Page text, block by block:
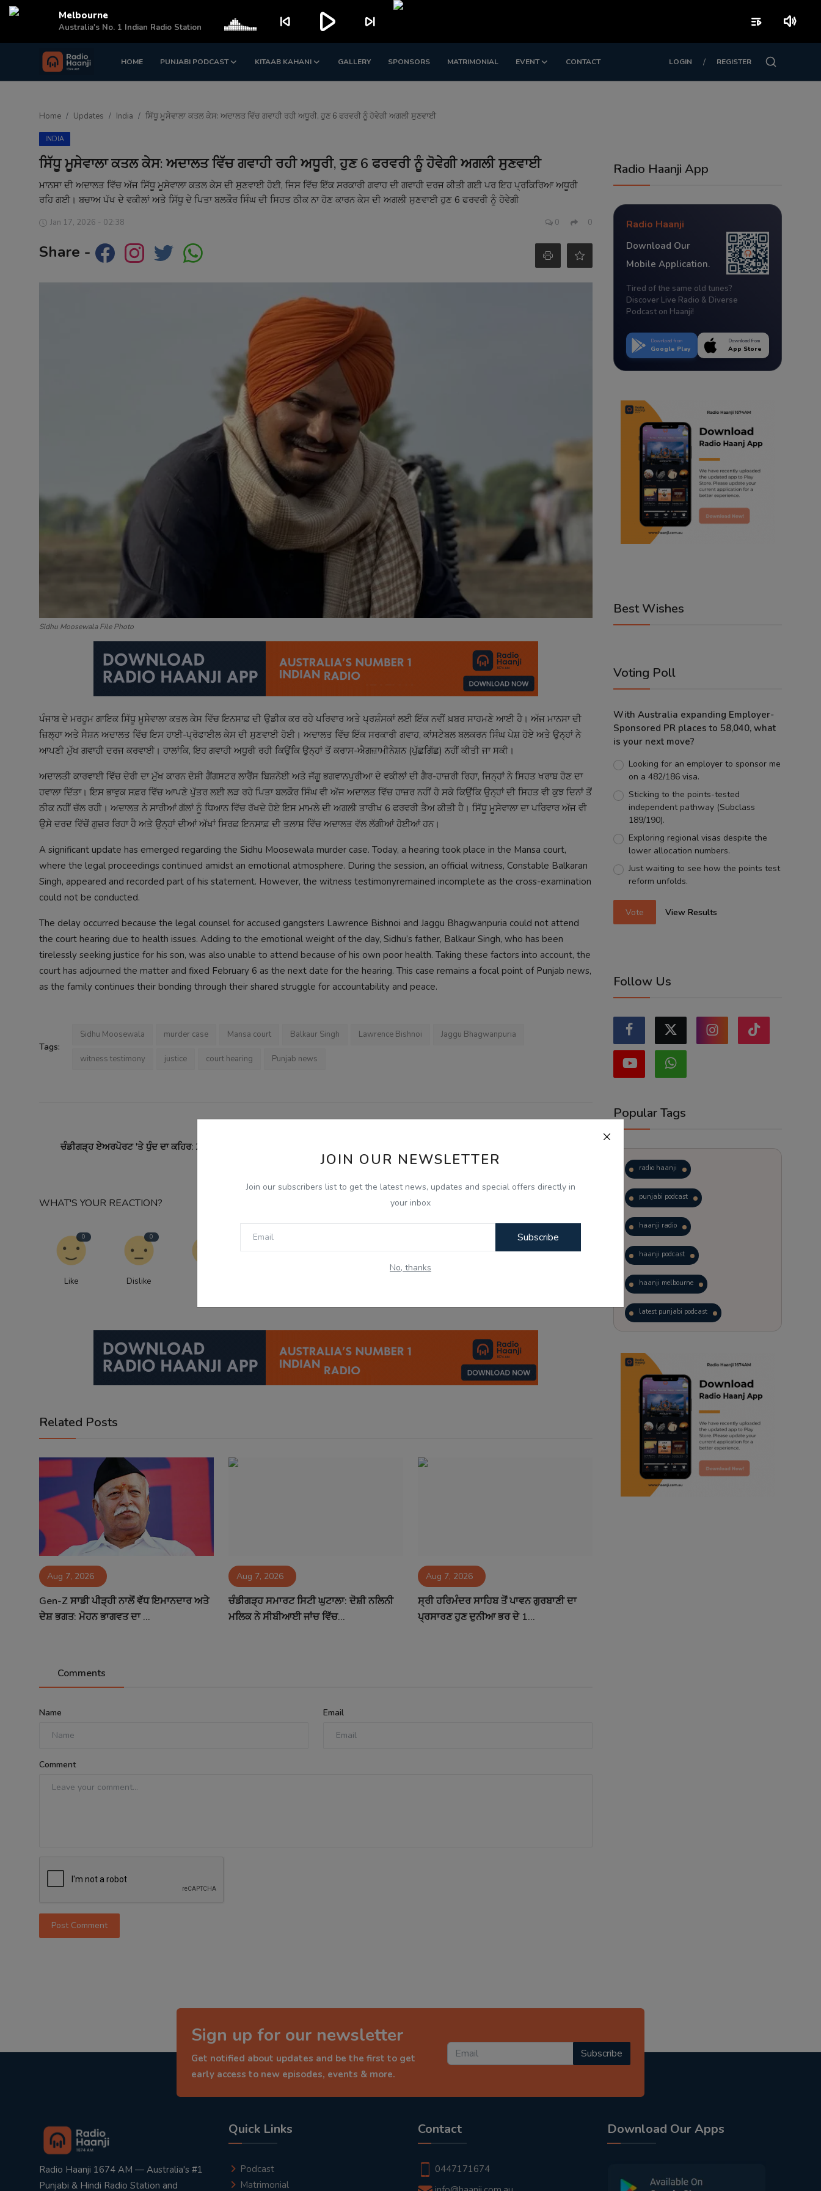
HOME PUNJABI PODCAST KITAAB KAHANI GALLERY SPONSORS MATRIMONIAL EVENT CONTACT LOGIN / REGISTER
Login Register
Punjabi Podcast
Kitaab Kahani
JOIN OUR NEWSLETTER
Join our subscribers list to get the latest news, updates and special offers directly in
your inbox
Subscribe
No, thanks
Home Updates India ਸਿੱਧੂ ਮੂਸੇਵਾਲਾ ਕਤਲ ਕੇਸ: ਅਦਾਲਤ ਵਿੱਚ ਗਵਾਹੀ ਰਹੀ ਅਧੂਰੀ, ਹੁਣ 6 ਫਰਵਰੀ ਨੂੰ ਹੋਵੇਗੀ ਅਗਲੀ ਸੁਣਵਾਈ
INDIA
ਸਿੱਧੂ ਮੂਸੇਵਾਲਾ ਕਤਲ ਕੇਸ: ਅਦਾਲਤ ਵਿੱਚ ਗਵਾਹੀ ਰਹੀ ਅਧੂਰੀ, ਹੁਣ 6 ਫਰਵਰੀ ਨੂੰ ਹੋਵੇਗੀ ਅਗਲੀ ਸੁਣਵਾਈ
ਮਾਨਸਾ ਦੀ ਅਦਾਲਤ ਵਿੱਚ ਅੱਜ ਸਿੱਧੂ ਮੂਸੇਵਾਲਾ ਕਤਲ ਕੇਸ ਦੀ ਸੁਣਵਾਈ ਹੋਈ, ਜਿਸ ਵਿੱਚ ਇੱਕ ਸਰਕਾਰੀ ਗਵਾਹ ਦੀ ਗਵਾਹੀ ਦਰਜ ਕੀਤੀ ਗਈ ਪਰ ਇਹ ਪ੍ਰਕਿਰਿਆ ਅਧੂਰੀ
ਰਹਿ ਗਈ। ਬਚਾਅ ਪੱਖ ਦੇ ਵਕੀਲਾਂ ਅਤੇ ਸਿੱਧੂ ਦੇ ਪਿਤਾ ਬਲਕੌਰ ਸਿੰਘ ਦੀ ਸਿਹਤ ਠੀਕ ਨਾ ਹੋਣ ਕਾਰਨ ਕੇਸ ਦੀ ਅਗਲੀ ਸੁਣਵਾਈ ਹੁਣ 6 ਫਰਵਰੀ ਨੂੰ ਹੋਵੇਗੀ
Jan 17, 2026 - 02:38 0 0
Share -
Sidhu Moosewala File Photo
ਪੰਜਾਬ ਦੇ ਮਰਹੂਮ ਗਾਇਕ ਸਿੱਧੂ ਮੂਸੇਵਾਲਾ ਕਤਲ ਕੇਸ ਵਿੱਚ ਇਨਸਾਫ਼ ਦੀ ਉਡੀਕ ਕਰ ਰਹੇ ਪਰਿਵਾਰ ਅਤੇ ਪ੍ਰਸ਼ੰਸਕਾਂ ਲਈ ਇੱਕ ਨਵੀਂ ਖ਼ਬਰ ਸਾਹਮਣੇ ਆਈ ਹੈ। ਅੱਜ ਮਾਨਸਾ ਦੀ
ਜ਼ਿਲ੍ਹਾ ਅਤੇ ਸੈਸ਼ਨ ਅਦਾਲਤ ਵਿੱਚ ਇਸ ਹਾਈ-ਪ੍ਰੋਫਾਈਲ ਕੇਸ ਦੀ ਸੁਣਵਾਈ ਹੋਈ। ਅਦਾਲਤ ਵਿੱਚ ਇੱਕ ਸਰਕਾਰੀ ਗਵਾਹ, ਕਾਂਸਟੇਬਲ ਬਲਕਰਨ ਸਿੰਘ ਪੇਸ਼ ਹੋਏ ਅਤੇ ਉਨ੍ਹਾਂ ਨੇ
ਆਪਣੀ ਮੁੱਖ ਗਵਾਹੀ ਦਰਜ ਕਰਵਾਈ। ਹਾਲਾਂਕਿ, ਇਹ ਗਵਾਹੀ ਅਧੂਰੀ ਰਹੀ ਕਿਉਂਕਿ ਉਨ੍ਹਾਂ ਤੋਂ ਕਰਾਸ-ਐਗਜ਼ਾਮੀਨੇਸ਼ਨ (ਪੁੱਛਗਿੱਛ) ਨਹੀਂ ਕੀਤੀ ਜਾ ਸਕੀ।
ਅਦਾਲਤੀ ਕਾਰਵਾਈ ਵਿੱਚ ਦੇਰੀ ਦਾ ਮੁੱਖ ਕਾਰਨ ਦੋਸ਼ੀ ਗੈਂਗਸਟਰ ਲਾਰੈਂਸ ਬਿਸ਼ਨੋਈ ਅਤੇ ਜੱਗੂ ਭਗਵਾਨਪੁਰੀਆ ਦੇ ਵਕੀਲਾਂ ਦੀ ਗੈਰ-ਹਾਜ਼ਰੀ ਰਿਹਾ, ਜਿਨ੍ਹਾਂ ਨੇ ਸਿਹਤ ਖਰਾਬ ਹੋਣ ਦਾ
ਹਵਾਲਾ ਦਿੱਤਾ। ਇਸ ਭਾਵੁਕ ਸਫ਼ਰ ਵਿੱਚ ਆਪਣੇ ਪੁੱਤਰ ਲਈ ਲੜ ਰਹੇ ਪਿਤਾ ਬਲਕੌਰ ਸਿੰਘ ਵੀ ਅੱਜ ਅਦਾਲਤ ਵਿੱਚ ਹਾਜ਼ਰ ਨਹੀਂ ਹੋ ਸਕੇ ਕਿਉਂਕਿ ਉਨ੍ਹਾਂ ਦੀ ਸਿਹਤ ਵੀ ਕੁਝ ਦਿਨਾਂ ਤੋਂ
ਠੀਕ ਨਹੀਂ ਚੱਲ ਰਹੀ। ਅਦਾਲਤ ਨੇ ਸਾਰੀਆਂ ਗੱਲਾਂ ਨੂੰ ਧਿਆਨ ਵਿੱਚ ਰੱਖਦੇ ਹੋਏ ਇਸ ਮਾਮਲੇ ਦੀ ਅਗਲੀ ਤਾਰੀਖ 6 ਫਰਵਰੀ ਤੈਅ ਕੀਤੀ ਹੈ। ਸਿੱਧੂ ਮੂਸੇਵਾਲਾ ਦਾ ਪਰਿਵਾਰ ਅੱਜ ਵੀ
ਉਸੇ ਦਰਦ ਵਿੱਚੋਂ ਗੁਜ਼ਰ ਰਿਹਾ ਹੈ ਅਤੇ ਉਨ੍ਹਾਂ ਦੀਆਂ ਅੱਖਾਂ ਸਿਰਫ਼ ਇਨਸਾਫ਼ ਦੀ ਤਲਾਸ਼ ਵਿੱਚ ਅਦਾਲਤ ਵੱਲ ਲੱਗੀਆਂ ਹੋਈਆਂ ਹਨ।
A significant update has emerged regarding the Sidhu Moosewala murder case. Today, a hearing took place in the Mansa court,
where the legal proceedings continued amidst an emotional atmosphere. During the session, an official witness, Constable Balkaran
Singh, appeared and recorded part of his statement. However, the witness testimonyremained incomplete as the cross-examination
could not be conducted.
The delay occurred because the legal counsel for accused gangsters Lawrence Bishnoi and Jaggu Bhagwanpuria could not attend
the court hearing due to health issues. Adding to the emotional weight of the day, Sidhu’s father, Balkaur Singh, who has been
tirelessly seeking justice for his son, was also unable to attend because of his own poor health. Taking these factors into account, the
court has adjourned the matter and fixed February 6 as the next date for the hearing. This case remains a focal point of Punjab news,
as the family continues their bonding through their shared struggle for accountability and peace.
Tags:
Sidhu Moosewala murder case Mansa court Balkaur Singh Lawrence Bishnoi Jaggu Bhagwanpuria
witness testimony justice court hearing Punjab news
ਚੰਡੀਗੜ੍ਹ ਏਅਰਪੋਰਟ 'ਤੇ ਧੁੰਦ ਦਾ ਕਹਿਰ: 21 ਉਡਾਣਾਂ ਰੱਦ, ਮੁਸਾਫ਼ਰਾਂ ਦੀ ਵਧੀ
ਵੱਡਾ ਬਿਆਨ
WHAT'S YOUR REACTION?
0
Like
0
Dislike
Related Posts
Aug 7, 2026
Gen-Z ਸਾਡੀ ਪੀੜ੍ਹੀ ਨਾਲੋਂ ਵੱਧ ਇਮਾਨਦਾਰ ਅਤੇ
ਦੇਸ਼ ਭਗਤ: ਮੋਹਨ ਭਾਗਵਤ ਦਾ ...
Aug 7, 2026
ਚੰਡੀਗੜ੍ਹ ਸਮਾਰਟ ਸਿਟੀ ਘੁਟਾਲਾ: ਦੋਸ਼ੀ ਨਲਿਨੀ
ਮਲਿਕ ਨੇ ਸੀਬੀਆਈ ਜਾਂਚ ਵਿੱਚ...
Aug 7, 2026
ਸ੍ਰੀ ਹਰਿਮੰਦਰ ਸਾਹਿਬ ਤੋਂ ਪਾਵਨ ਗੁਰਬਾਣੀ ਦਾ
ਪ੍ਰਸਾਰਣ ਹੁਣ ਦੁਨੀਆ ਭਰ ਦੇ 1...
Comments
Name Email
Comment
Post Comment
Radio Haanji App
Radio Haanji
Download Our
Mobile Application.
Tired of the same old tunes?
Discover Live Radio & Diverse
Podcast on Haanji!
Download from
Google Play
Download from
App Store
Best Wishes
Voting Poll
With Australia expanding Employer-
Sponsored PR places to 58,040, what
is your next move?
Looking for an employer to sponsor me
on a 482/186 visa.
Sticking to the points-tested
independent pathway (Subclass
189/190).
Exploring regional visas despite the
lower allocation numbers.
Just waiting to see how the points test
reform unfolds.
Vote View Results
Follow Us
Popular Tags
radio haanji
punjabi podcast
haanji radio
haanji podcast
haanji melbourne
latest punjabi podcast
trending punjabi podcast
ranjodh singh
radio haanji updates
punjabi podcast australia
punjabi kahani
Sign up for our newsletter
Get notified about updates and be the first to get
early access to new episodes, events & more.
Subscribe
Radio Haanji 1674 AM — Australia's #1
Punjabi & Hindi Radio Station and
Quick Links
Podcast
Matrimonial
Contact
0447171674
Download Our Apps
Melbourne
Australia's No. 1 Indian Radio Station skip_previous play_arrow skip_next playlist_play volume_up